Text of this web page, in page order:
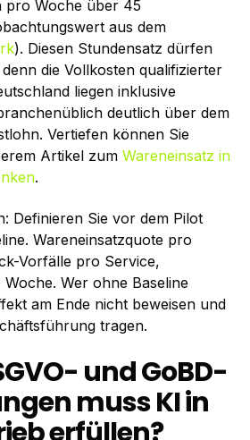
pro Woche über 45
aus dem
). Diesen Stundensatz dürfen
die Vollkosten qualifizierter
liegen inklusive
deutlich über dem
Vertiefen können Sie
Artikel zum Wareneinsatz in
.
Definieren Sie vor dem Pilot
Wareneinsatzquote pro
Vorfälle pro Service,
Wer ohne Baseline
am Ende nicht beweisen und
tragen.
und GoBD-
muss KI in